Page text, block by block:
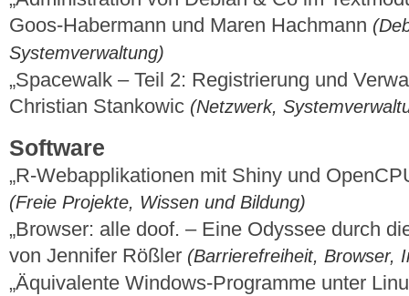
Goos-Habermann und Maren Hachmann
Systemverwaltung)
„Spacewalk – Teil 2: Registrierung und
Christian Stankowic (Netzwerk,
Software
„R-Webapplikationen mit Shiny und
(Freie Projekte, Wissen und Bildung)
„Browser: alle doof. – Eine Odyssee durch
von Jennifer Rößler (Barrierefreiheit, Browser,
„Äquivalente Windows-Programme unter